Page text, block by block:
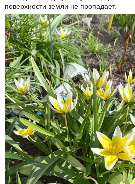
поверхности земли не пропадает.